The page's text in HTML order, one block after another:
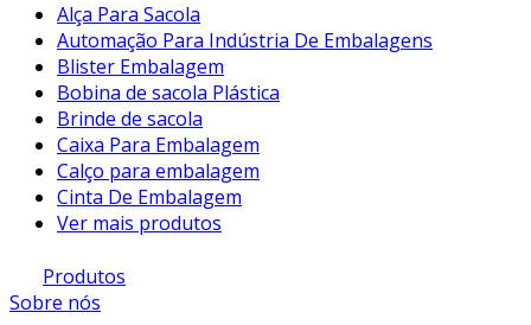
Alça Para Sacola
Automação Para Indústria De Embalagens
Blister Embalagem
Bobina de sacola Plástica
Brinde de sacola
Caixa Para Embalagem
Calço para embalagem
Cinta De Embalagem
Ver mais produtos
Produtos
Sobre nós